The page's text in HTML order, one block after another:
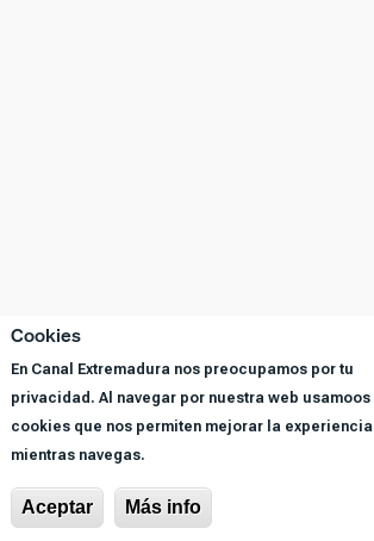
Cookies
En Canal Extremadura nos preocupamos por tu
privacidad. Al navegar por nuestra web usamoos
cookies que nos permiten mejorar la experiencia
mientras navegas.
Aceptar Más info